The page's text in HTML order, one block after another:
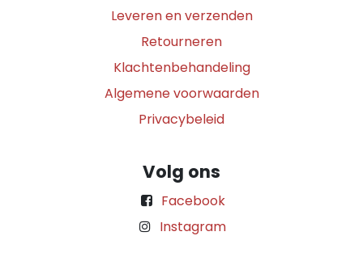
Leveren en verzenden
Retourneren
Klachtenbehandeling
Algemene voorwaarden
Privacybeleid
Volg ons
Facebook
Instagram